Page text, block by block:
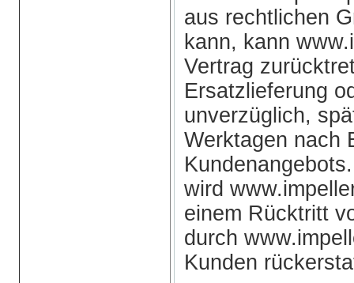
aus rechtlichen
kann, kann
Vertrag
Ersatzlieferung
unverzüglich,
Werktagen nach
wird
einem Rücktritt
durch
Kunden